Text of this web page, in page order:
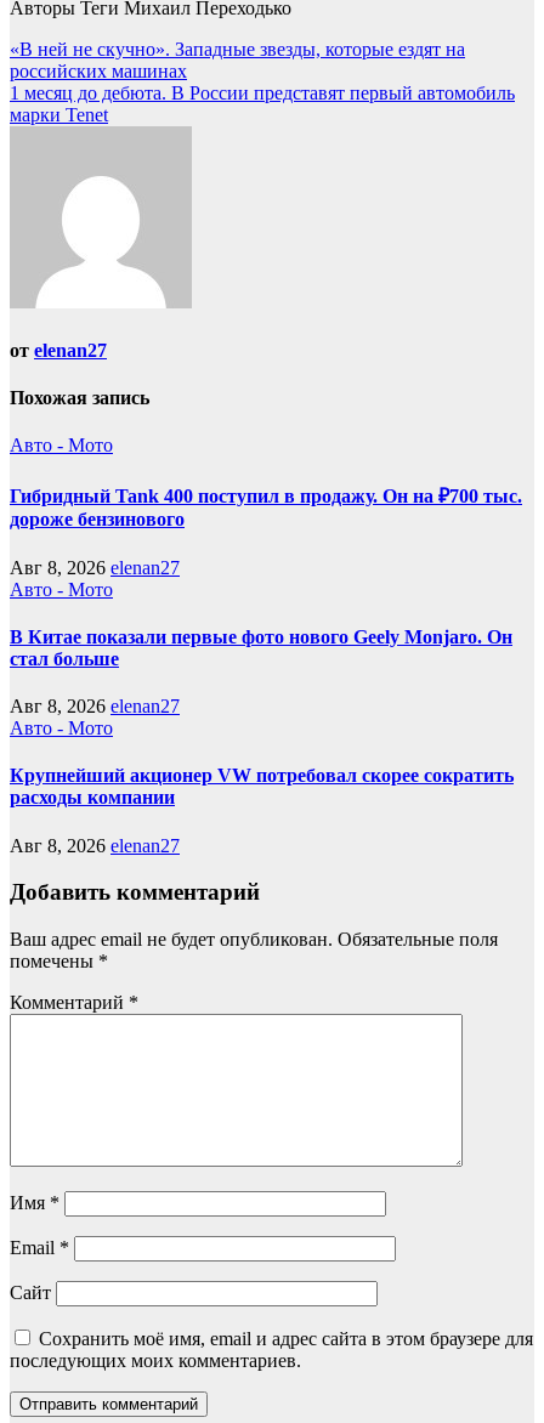
Авторы Теги Михаил Переходько
Навигация
по
записям
«В ней не скучно». Западные звезды, которые ездят на
российских машинах
1 месяц до дебюта. В России представят первый автомобиль
марки Tenet
от elenan27
Похожая запись
Авто - Мото
Гибридный Tank 400 поступил в продажу. Он на ₽700 тыс.
дороже бензинового
Авг 8, 2026 elenan27
Авто - Мото
В Китае показали первые фото нового Geely Monjaro. Он
стал больше
Авг 8, 2026 elenan27
Авто - Мото
Крупнейший акционер VW потребовал скорее сократить
расходы компании
Авг 8, 2026 elenan27
Добавить комментарий
Ваш адрес email не будет опубликован. Обязательные поля
помечены *
Комментарий *
Имя *
Email *
Сайт
Сохранить моё имя, email и адрес сайта в этом браузере для
последующих моих комментариев.